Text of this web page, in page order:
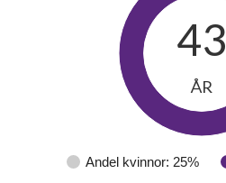
Andel kvinnor: 25%
43
ÅR